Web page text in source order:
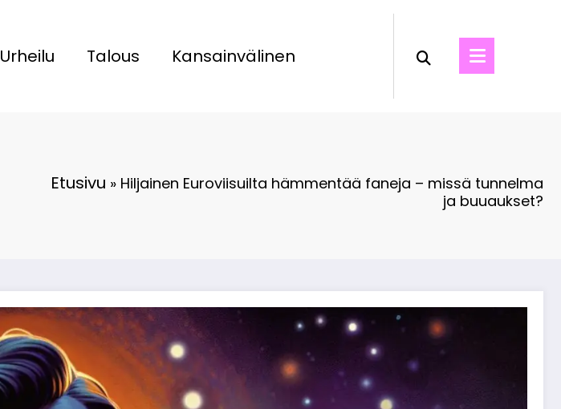
Urheilu Talous Kansainvälinen
Etusivu » Hiljainen Euroviisuilta hämmentää faneja – missä tunnelma
ja buuaukset?